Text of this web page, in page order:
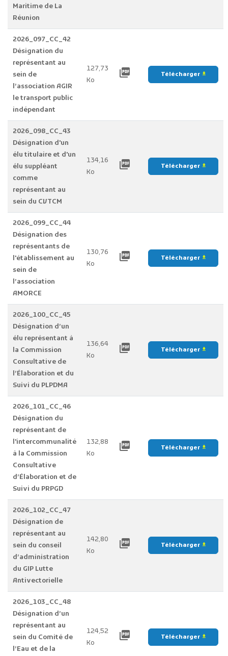
Maritime de La
Réunion
2026_097_CC_42
Désignation du
représentant au
sein de
l’association AGIR
le transport public
indépendant
127,73
Ko
picture_as_pdf Télécharger file_download
2026_098_CC_43
Désignation d'un
élu titulaire et d'un
élu suppléant
comme
représentant au
sein du CVTCM
134,16
Ko
picture_as_pdf Télécharger file_download
2026_099_CC_44
Désignation des
représentants de
l'établissement au
sein de
l’association
AMORCE
130,76
Ko
picture_as_pdf Télécharger file_download
2026_100_CC_45
Désignation d’un
élu représentant à
la Commission
Consultative de
l’Élaboration et du
Suivi du PLPDMA
136,64
Ko
picture_as_pdf Télécharger file_download
2026_101_CC_46
Désignation du
représentant de
l'intercommunalité
à la Commission
Consultative
d’Élaboration et de
Suivi du PRPGD
132,88
Ko
picture_as_pdf Télécharger file_download
2026_102_CC_47
Désignation de
représentant au
sein du conseil
d’administration
du GIP Lutte
Antivectorielle
142,80
Ko
picture_as_pdf Télécharger file_download
2026_103_CC_48
Désignation d’un
représentant au
sein du Comité de
l’Eau et de la
124,52
Ko
picture_as_pdf Télécharger file_download